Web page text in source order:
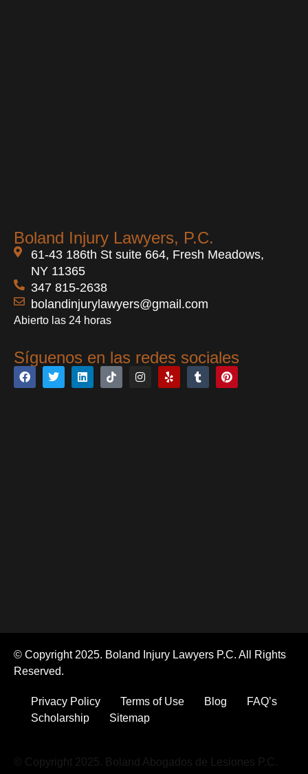
Boland Injury Lawyers, P.C.
61-43 186th St suite 664, Fresh Meadows,
NY 11365
347 815-2638
bolandinjurylawyers@gmail.com
Abierto las 24 horas
Síguenos en las redes sociales
© Copyright 2025. Boland Injury Lawyers P.C. All Rights
Reserved.
Privacy Policy Terms of Use Blog
FAQ’s
Scholarship
Sitemap
© Copyright 2025. Boland Abogados de Lesiones P.C.